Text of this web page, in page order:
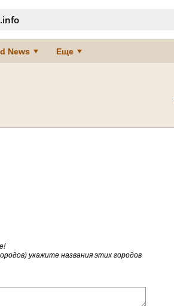
News Еще
укажите названия этих городов